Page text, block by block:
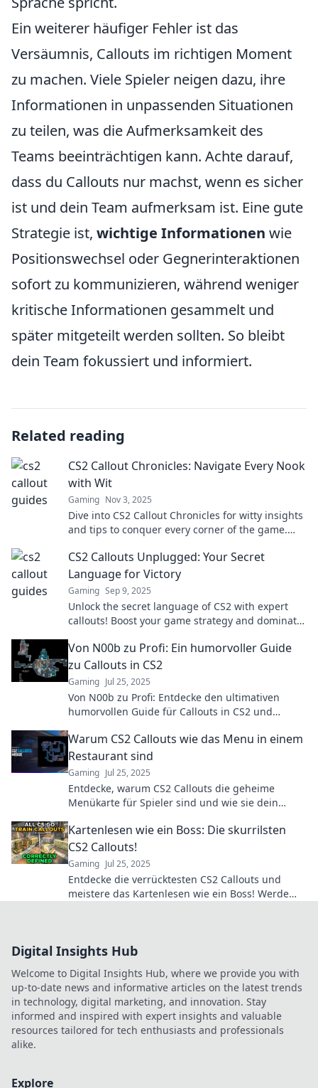
Ein weiterer häufiger Fehler ist das
Versäumnis, Callouts im richtigen Moment
zu machen. Viele Spieler neigen dazu, ihre
Informationen in unpassenden Situationen
zu teilen, was die Aufmerksamkeit des
Teams beeinträchtigen kann. Achte darauf,
dass du Callouts nur machst, wenn es sicher
ist und dein Team aufmerksam ist. Eine gute
Strategie ist, wichtige Informationen wie
Positionswechsel oder Gegnerinteraktionen
sofort zu kommunizieren, während weniger
kritische Informationen gesammelt und
später mitgeteilt werden sollten. So bleibt
dein Team fokussiert und informiert.
Related reading
CS2 Callout Chronicles: Navigate Every Nook
with Wit
Gaming Nov 3, 2025
Dive into CS2 Callout Chronicles for witty insights
and tips to conquer every corner of the game.
CS2 Callouts Unplugged: Your Secret
Language for Victory
Gaming Sep 9, 2025
Unlock the secret language of CS2 with expert
callouts! Boost your game strategy and dominate
Von N00b zu Profi: Ein humorvoller Guide
zu Callouts in CS2
Gaming Jul 25, 2025
Von N00b zu Profi: Entdecke den ultimativen
humorvollen Guide für Callouts in CS2 und
Warum CS2 Callouts wie das Menu in einem
Restaurant sind
Gaming Jul 25, 2025
Entdecke, warum CS2 Callouts die geheime
Menükarte für Spieler sind und wie sie dein
Kartenlesen wie ein Boss: Die skurrilsten
CS2 Callouts!
Gaming Jul 25, 2025
Entdecke die verrücktesten CS2 Callouts und
meistere das Kartenlesen wie ein Boss! Werde
Digital Insights Hub
Welcome to Digital Insights Hub, where we provide you with
up-to-date news and informative articles on the latest trends
in technology, digital marketing, and innovation. Stay
informed and inspired with expert insights and valuable
resources tailored for tech enthusiasts and professionals
alike.
Explore